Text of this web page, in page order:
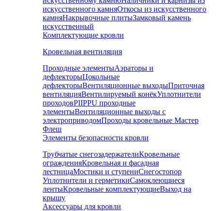
искусственного камняОткосы из искусственного
камняНакрывочные плитыЗамковый камень
искусственный
Комплектующие кровли
Кровельная вентиляция
Проходные элементыАэраторы и
дефлекторыЦокольные
дефлекторыВентиляционные выходыПриточная
вентиляцияВентилируемый конёкУплотнители
проходовPIIPPU проходные
элементыВентиляционные выходы с
электроприводомПроходы кровельные Мастер
Флеш
Элементы безопасности кровли
Трубчатые снегозадержателиКровельные
огражденияКровельная и фасадная
лестницаМостики и ступениСнегостопор
Уплотнители и герметикиСамоклеющиеся
лентыКровельные комплектующиеВыход на
крышу
Аксессуары для кровли